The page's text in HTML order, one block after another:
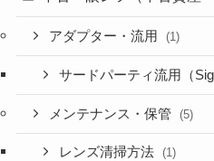
アダプター・流用 (1)
サードパーティ流用（
メンテナンス・保管 (5)
レンズ清掃方法 (1)